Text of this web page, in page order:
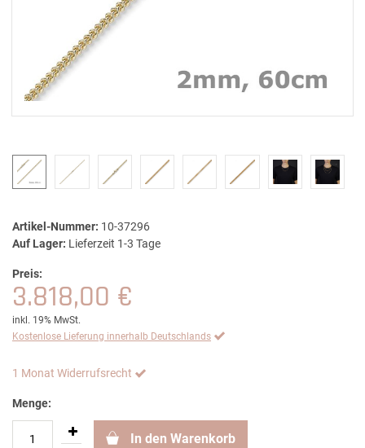
Artikel-Nummer: 10-37296
Auf Lager: Lieferzeit 1-3 Tage
Preis:
3.818,00 €
inkl. 19% MwSt.
Kostenlose Lieferung innerhalb Deutschlands
1 Monat Widerrufsrecht
Menge:
In den Warenkorb